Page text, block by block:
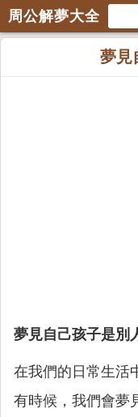
周公解夢大全
夢見
夢見自己孩子是別
在我們的日常生活
有時候，我們會夢